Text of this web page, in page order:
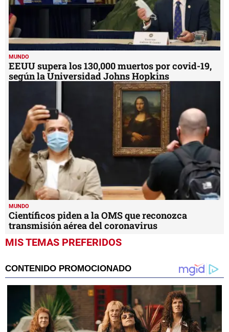
MUNDO
EEUU supera los 130,000 muertos por covid-19,
según la Universidad Johns Hopkins
MUNDO
Científicos piden a la OMS que reconozca
transmisión aérea del coronavirus
MIS TEMAS PREFERIDOS